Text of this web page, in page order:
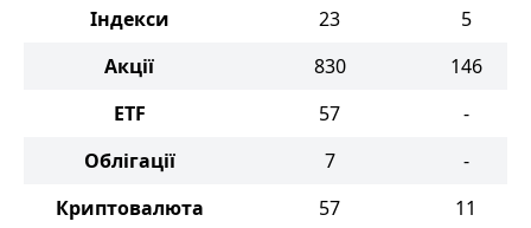
Індекси
23
5
Акції
830
146
ETF
57
-
Облігації
7
-
Криптовалюта
57 11